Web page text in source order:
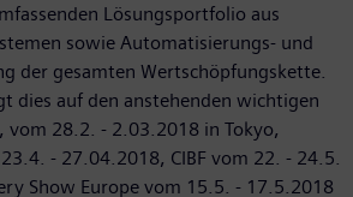
Lösungsportfolio aus
sowie Automatisierungs- und
der gesamten Wertschöpfungskette.
dies auf den anstehenden wichtigen
vom 28.2. - 2.03.2018 in Tokyo,
- 27.04.2018, CIBF vom 22. - 24.5.
Show Europe vom 15.5. - 17.5.2018